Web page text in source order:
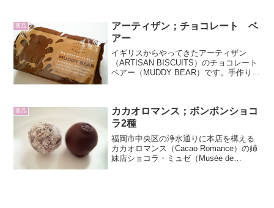
ウレンソウ味の...
商品
アーティザン；チョコレート ベ
アー
イギリスからやってきたアーティザン
（ARTISAN BISCUITS）のチョコレート
ベアー（MUDDY BEAR）です。手作りの
ラズ...
商品
カカオロマンス；ボンボンショコ
ラ2種
福岡市中央区の浄水通りに本店を構える
カカオロマンス（Cacao Romance）の姉
妹店ショコラ・ミュゼ（Musée de